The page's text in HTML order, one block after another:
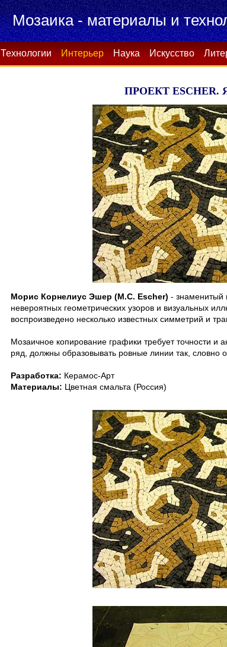
Мозаика - материалы и
Технологии Интерьер Наука Искусство
ПРОЕКТ
Морис Корнелиус Эшер (M.C. Escher) - знаменитый
невероятных геометрических узоров и визуальных
воспроизведено несколько известных симметрий и
Мозаичное копирование графики требует точности и
ряд, должны образовывать ровные линии так, словно
Разработка: Керамос-Арт
Материалы: Цветная смальта (Россия)